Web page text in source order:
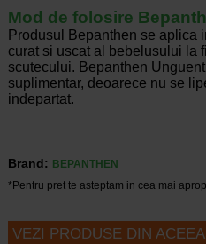
Mod de folosire
Produsul Bepanthen se aplica
curat si uscat al bebelusului la
scutecului. Bepanthen
suplimentar, deoarece nu se
indepartat.
Brand:
BEPANTHEN
*Pentru pret te asteptam in cea mai
VEZI PRODUSE DIN